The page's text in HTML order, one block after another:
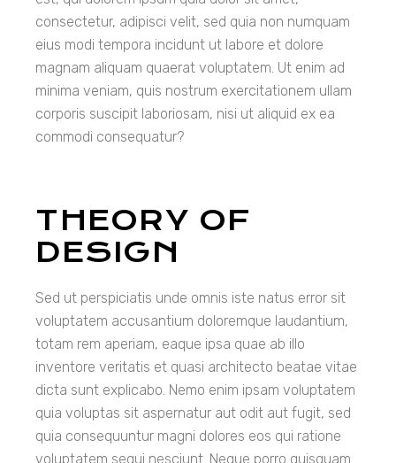
consectetur, adipisci velit, sed quia non numquam
eius modi tempora incidunt ut labore et dolore
magnam aliquam quaerat voluptatem. Ut enim ad
minima veniam, quis nostrum exercitationem ullam
corporis suscipit laboriosam, nisi ut aliquid ex ea
commodi consequatur?
THEORY OF
DESIGN
Sed ut perspiciatis unde omnis iste natus error sit
voluptatem accusantium doloremque laudantium,
totam rem aperiam, eaque ipsa quae ab illo
inventore veritatis et quasi architecto beatae vitae
dicta sunt explicabo. Nemo enim ipsam voluptatem
quia voluptas sit aspernatur aut odit aut fugit, sed
quia consequuntur magni dolores eos qui ratione
voluptatem sequi nesciunt. Neque porro quisquam